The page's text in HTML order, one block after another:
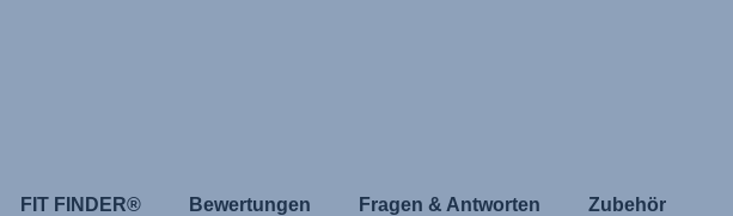
FIT FINDER® Bewertungen Fragen & Antworten Zubehör